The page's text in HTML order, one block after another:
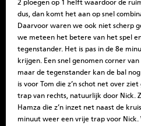
2 ploegen op 1 helft waardoor de
dus, dan komt het aan op snel
Daarvoor waren we ook niet scherp
we meteen het betere van het spel
tegenstander. Het is pas in de 8e
krijgen. Een snel genomen corner
maar de tegenstander kan de bal
is voor Tom die z’n schot net over
trap van rechts, natuurlijk door Nick.
Hamza die z’n inzet net naast de
minuut weer een vrije trap voor